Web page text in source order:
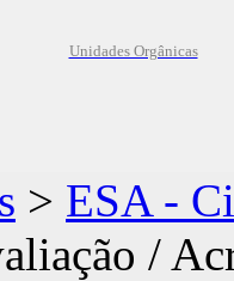
Unidades Orgânicas
> ESA -
/